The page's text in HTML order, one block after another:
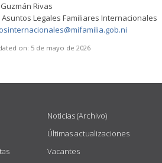
Rivas
Legales Familiares Internacionales
on: 5 de mayo de 2026
Noticias (Archivo)
Últimas actualizaciones
Vacantes